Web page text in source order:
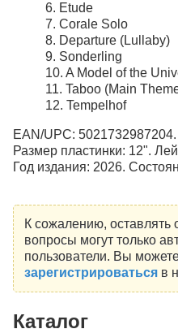
6. Etude
7. Corale Solo
8. Departure (Lullaby)
9. Sonderling
10. A Model of the
11. Taboo (Main
12. Tempelhof
EAN/UPC:
Размер пластинки: 12".
Год издания: 2026.
К сожалению, оставлять
вопросы могут только
пользователи. Вы
зарегистрироватьсяв
Каталог